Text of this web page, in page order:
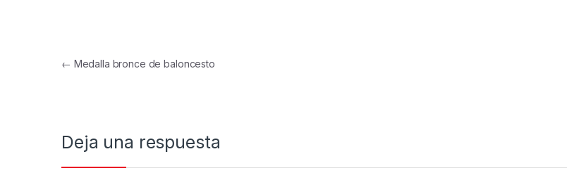
Navegación de entradas
← Medalla bronce de baloncesto
Deja una respuesta